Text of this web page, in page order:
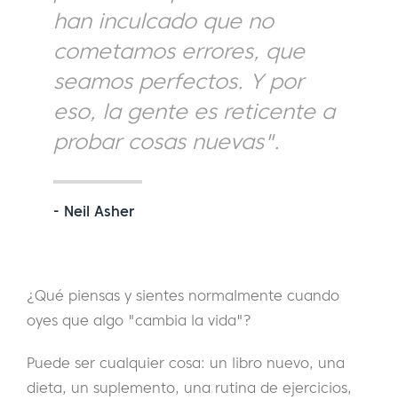
han inculcado que no
cometamos errores, que
seamos perfectos. Y por
eso, la gente es reticente a
probar cosas nuevas".
- Neil Asher
¿Qué piensas y sientes normalmente cuando
oyes que algo "cambia la vida"?
Puede ser cualquier cosa: un libro nuevo, una
dieta, un suplemento, una rutina de ejercicios,